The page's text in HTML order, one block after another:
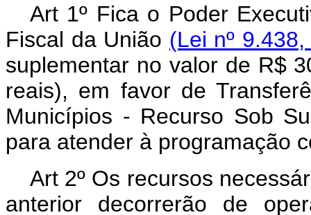
Art 1º Fica o Poder
Fiscal da União (Lei nº
suplementar no valor de R$
reais), em favor de
Municípios - Recurso Sob
para atender à programação
Art 2º Os recursos
anterior decorrerão de